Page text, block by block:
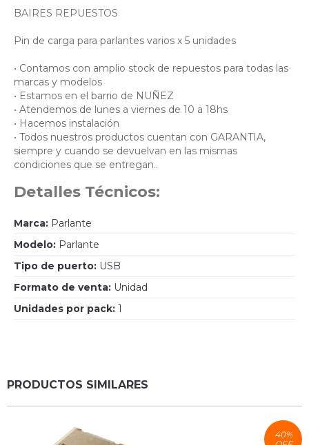
BAIRES REPUESTOS
Pin de carga para parlantes varios x 5 unidades
• Contamos con amplio stock de repuestos para todas las
marcas y modelos
• Estamos en el barrio de NUÑEZ
• Atendemos de lunes a viernes de 10 a 18hs
• Hacemos instalación
• Todos nuestros productos cuentan con GARANTIA,
siempre y cuando se devuelvan en las mismas
condiciones que se entregan..
Detalles Técnicos:
Marca: Parlante
Modelo: Parlante
Tipo de puerto: USB
Formato de venta: Unidad
Unidades por pack: 1
PRODUCTOS SIMILARES
40%